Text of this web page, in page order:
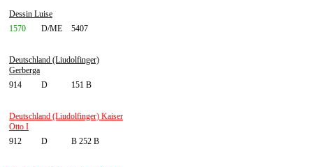
Dessin Luise
1570
D/ME 5407
Deutschland (Liudolfinger)
Gerberga
914
D 151 B
Deutschland (Liudolfinger) Kaiser
Otto I
912
D B 252 B